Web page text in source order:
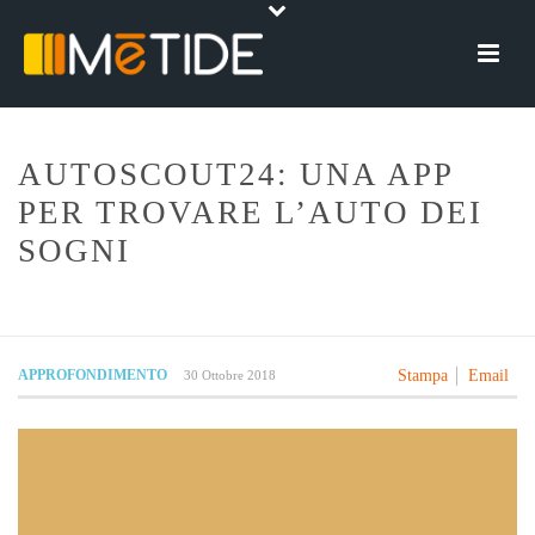
AUTOSCOUT24: UNA APP
PER TROVARE L’AUTO DEI
SOGNI
Stampa Email
APPROFONDIMENTO 30 Ottobre 2018